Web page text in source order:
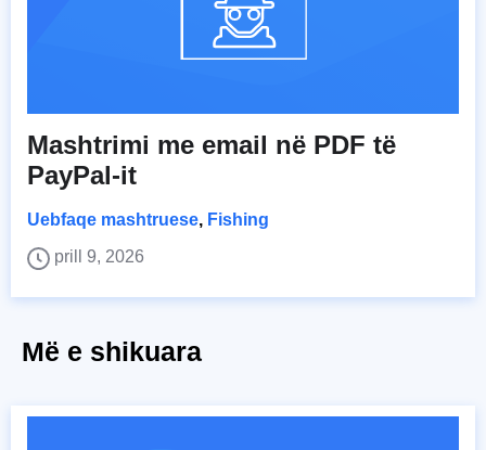
Mashtrimi me email në PDF të
PayPal-it
Uebfaqe mashtruese, Fishing
prill 9, 2026
Më e shikuara